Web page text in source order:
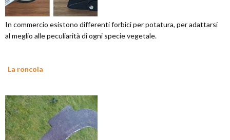
In commercio esistono differenti forbici per potatura, per adattarsi
al meglio alle peculiarità di ogni specie vegetale.
La roncola